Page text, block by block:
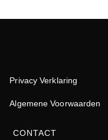
Privacy Verklaring
Algemene Voorwaarden
CONTACT